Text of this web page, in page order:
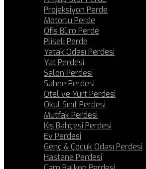
Projeksiyon Perde
Motorlu Perde
Ofis Büro Perde
Pliseli Perde
Yatak Odası Perdesi
Yat Perdesi
Salon Perdesi
Sahne Perdesi
Otel ve Yurt Perdesi
Okul Sınıf Perdesi
Mutfak Perdesi
Kış Bahçesi Perdesi
Ev Perdesi
Genç & Çocuk Odası Perdesi
Hastane Perdesi